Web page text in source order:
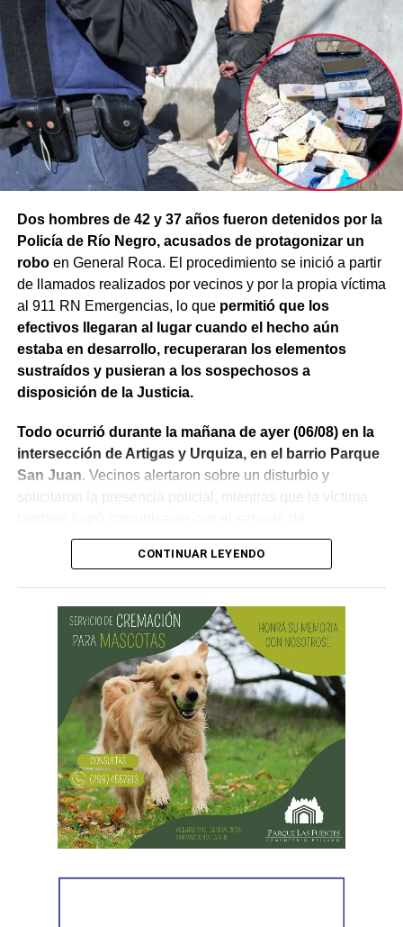
Dos hombres de 42 y 37 años fueron detenidos por la
Policía de Río Negro, acusados de protagonizar un
roboen General Roca. El procedimiento se inició a partir
de llamados realizados por vecinos y por la propia víctima
al 911 RN Emergencias, lo que permitió que los
efectivos llegaran al lugar cuando el hecho aún
estaba en desarrollo, recuperaran los elementos
sustraídos y pusieran a los sospechosos a
disposición de la Justicia.
Todo ocurrió durante la mañana de ayer (06/08) en la
intersección de Artigas y Urquiza, en el barrio Parque
San Juan. Vecinos alertaron sobre un disturbio y
solicitaron la presencia policial, mientras que la víctima
emergencias para informar lo que estaba ocurriendo.
hombres le habían sustraído una bolsa con dinero en
efectivo y dos teléfonos celulares. En el lugar se
recuperó parte de los bienes robados y se detuvo al
primer involucrado.
En forma paralela, otra comisión policial se dirigió a
una vivienda ubicada en el barrio Villa Obrera,
señalada por la víctima. Allí se identificó al segundo
sospechosoy se llevaron adelante distintas diligencias
en el marco de la investigación.
CONTINUAR LEYENDO